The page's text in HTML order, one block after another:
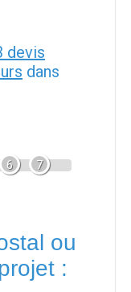
devis
dans
6 7
ou
: